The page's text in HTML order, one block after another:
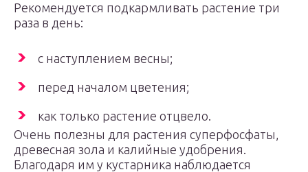
Рекомендуется подкармливать растение три
раза в день:
с наступлением весны;
перед началом цветения;
как только растение отцвело.
Очень полезны для растения суперфосфаты,
древесная зола и калийные удобрения.
Благодаря им у кустарника наблюдается